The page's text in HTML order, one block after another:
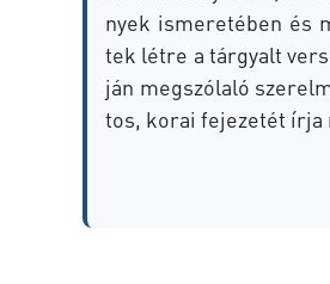
nyek is­me­re­té­ben és
tek lét­re a tár­gyalt
ján meg­szó­la­ló
tos, ko­rai fe­je­ze­tét írja